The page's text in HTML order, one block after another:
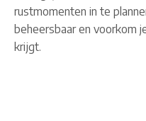
rustmomenten in te
beheersbaar en voorkom
krijgt.